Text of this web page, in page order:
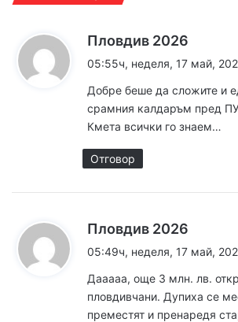
Пловдив 2026
а
:
05:55ч, неделя, 17 май,
Добре беше да сложите и
срамния калдаръм пред
Кмета всички го знаем…
Отговор
Пловдив 2026
а
:
05:49ч, неделя, 17 май,
Дааааа, още 3 млн. лв.
пловдивчани. Дупиха се
преместят и пренаредя